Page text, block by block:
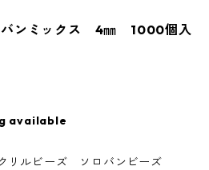
バンミックス 4㎜ 1000個入
available
リルビーズ ソロバンビーズ